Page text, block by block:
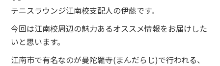
テニスラウンジ江南校支配人の伊藤です。
今回は江南校周辺の魅力あるオススメ情報をお届けした
いと思います。
江南市で有名なのが曼陀羅寺(まんだらじ)で行われる、